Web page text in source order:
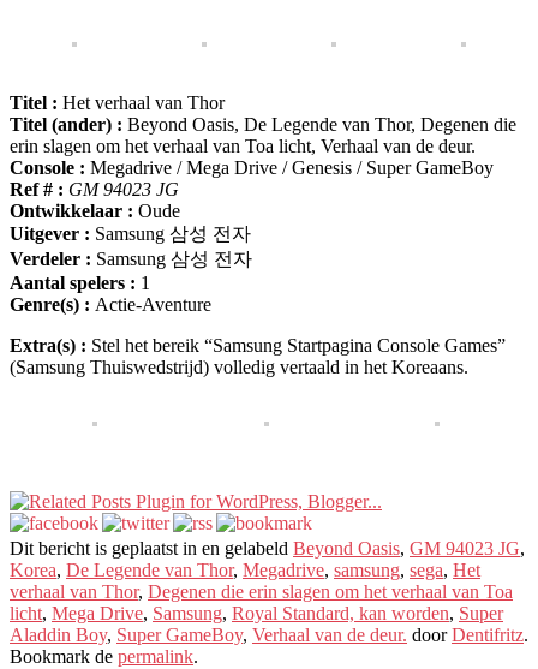
Titel : Het verhaal van Thor
Titel (ander) : Beyond Oasis, De Legende van Thor, Degenen die
erin slagen om het verhaal van Toa licht, Verhaal van de deur.
Console : Megadrive / Mega Drive / Genesis / Super GameBoy
Ref # : GM 94023 JG
Ontwikkelaar : Oude
Uitgever : Samsung 삼성 전자
Verdeler : Samsung 삼성 전자
Aantal spelers : 1
Genre(s) : Actie-Aventure
Extra(s) : Stel het bereik “Samsung Startpagina Console Games”
(Samsung Thuiswedstrijd) volledig vertaald in het Koreaans.
Dit bericht is geplaatst in en gelabeld Beyond Oasis, GM 94023 JG,
Korea, De Legende van Thor, Megadrive, samsung, sega, Het
verhaal van Thor, Degenen die erin slagen om het verhaal van Toa
licht, Mega Drive, Samsung, Royal Standard, kan worden, Super
Aladdin Boy, Super GameBoy, Verhaal van de deur. doorDentifritz.
Bookmark de permalink.